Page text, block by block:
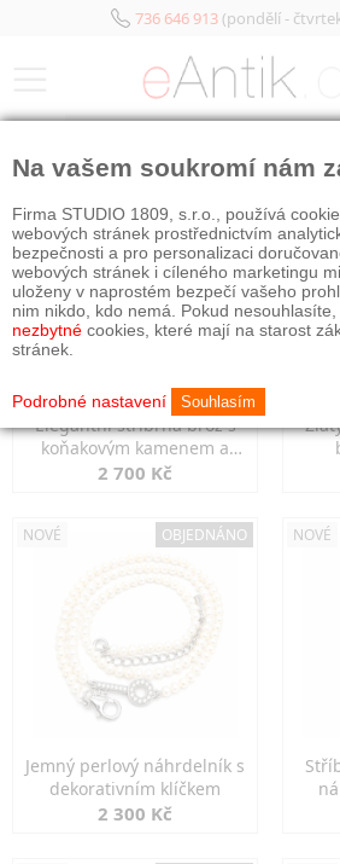
736 646 913(pondělí -
Elegantní stříbrná brož s
koňakovým kamenem a
markazity
2 700 Kč
NOVÉ OBJEDNÁNO
Jemný perlový náhrdelník s
dekorativním klíčkem
2 300 Kč
NOVÉ
Na vašem soukromí nám
Firma STUDIO 1809, s.r.o., používá
webových stránek prostřednictvím
bezpečnosti a pro personalizaci
webových stránek i cíleného marketingu
uloženy v naprostém bezpečí vašeho
nim nikdo, kdo nemá. Pokud nesouhlasíte,
nezbytné cookies, které mají na starost
stránek.
Podrobné nastavení Souhlasím